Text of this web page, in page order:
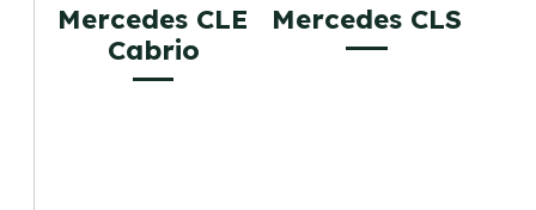
Mercedes CLE
Cabrio
Mercedes CLS